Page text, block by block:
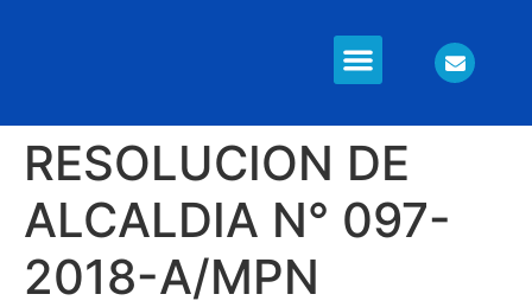
RESOLUCION DE
ALCALDIA N° 097-
2018-A/MPN